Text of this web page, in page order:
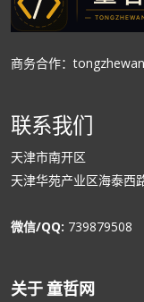
商务合作：
联系我们
天津市南开区
天津华苑产业区海泰西
微信/QQ: 739879508
关于 童哲网